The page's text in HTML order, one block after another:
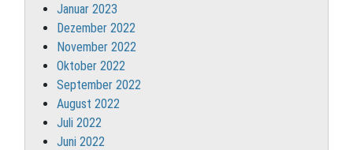
Januar 2023
Dezember 2022
November 2022
Oktober 2022
September 2022
August 2022
Juli 2022
Juni 2022